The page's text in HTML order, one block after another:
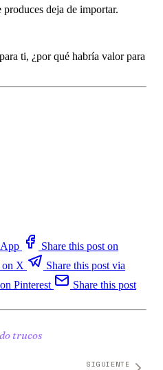
deja de importar.
ti, ¿por qué habría valor para
Share this post on
on X
Share this post via
Pinterest
Share this post
trucos
SIGUIENTE